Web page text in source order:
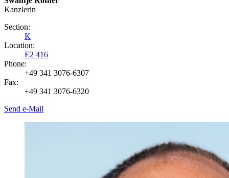
Kanzlerin
Section:
K
Location:
E2 416
Phone:
+49 341 3076-6307
Fax:
+49 341 3076-6320
Send e-Mail